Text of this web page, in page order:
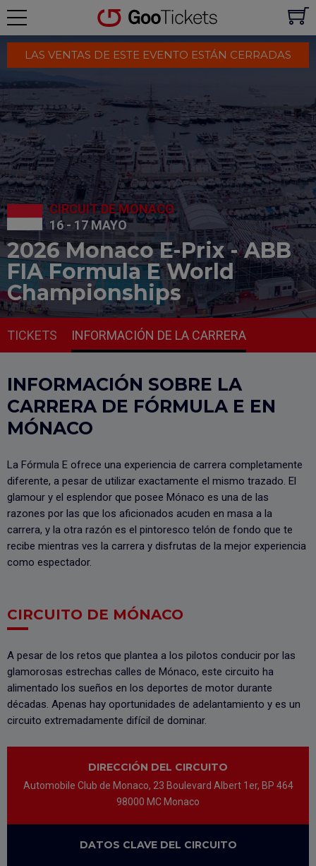
CIRCUIT DE MONACO
16 - 17 MAYO
2026 Monaco E-Prix - ABB
FIA Formula E World
Championships
LAS VENTAS DE ESTE EVENTO ESTÁN CERRADAS
TICKETS INFORMACIÓN DE LA CARRERA
INFORMACIÓN SOBRE LA
CARRERA DE FÓRMULA E EN
MÓNACO
La Fórmula E ofrece una experiencia de carrera completamente
diferente, a pesar de utilizar exactamente el mismo trazado. El
glamour y el esplendor que posee Mónaco es una de las
razones por las que los aficionados acuden en masa a la
carrera, y la otra razón es el pintoresco telón de fondo que te
recibe mientras ves la carrera y disfrutas de la mejor experiencia
como espectador.
CIRCUITO DE MÓNACO
A pesar de los retos que plantea a los pilotos conducir por las
glamorosas estrechas calles de Mónaco, este circuito ha
alimentado los sueños en los deportes de motor durante
décadas. Apenas hay oportunidades de adelantamiento y es un
circuito extremadamente difícil de dominar.
DIRECCIÓN DEL CIRCUITO
Automobile Club de Monaco, 23 Boulevard Albert 1er, BP 464
98000 MC Monaco
DATOS CLAVE DEL CIRCUITO